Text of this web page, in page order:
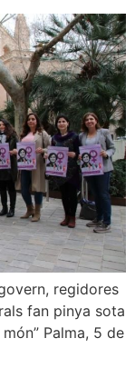
regidores
fan pinya sota
Palma, 5 de